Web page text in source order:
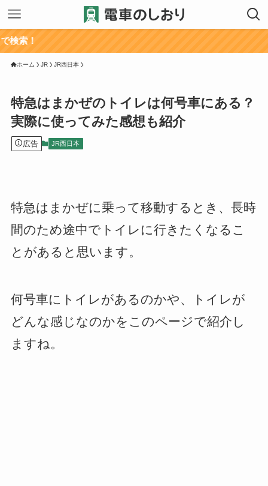
ホーム JR JR西日本
特急はまかぜのトイレは何号車にある？
実際に使ってみた感想も紹介
広告 JR西日本
特急はまかぜに乗って移動するとき、長時
間のため途中でトイレに行きたくなるこ
とがあると思います。
何号車にトイレがあるのかや、トイレが
どんな感じなのかをこのページで紹介し
ますね。